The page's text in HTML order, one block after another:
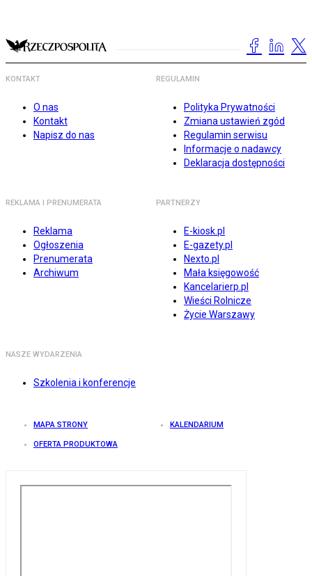
KONTAKT
O nas
Kontakt
Napisz do nas
REGULAMIN
Polityka Prywatności
Zmiana ustawień zgód
Regulamin serwisu
Informacje o nadawcy
Deklaracja dostępności
REKLAMA I PRENUMERATA
Reklama
Ogłoszenia
Prenumerata
Archiwum
PARTNERZY
E-kiosk.pl
E-gazety.pl
Nexto.pl
Mała księgowość
Kancelarierp.pl
Wieści Rolnicze
Życie Warszawy
NASZE WYDARZENIA
Szkolenia i konferencje
MAPA STRONY KALENDARIUM
OFERTA PRODUKTOWA